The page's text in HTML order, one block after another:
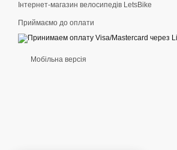
Інтернет-магазин велосипедів LetsBike
Приймаємо до оплати
Мобільна версія